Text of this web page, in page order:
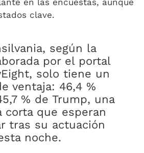
en las encuestas, aunque
clave.
según la
por el portal
solo tiene un
ventaja: 46,4 %
% de Trump, una
corta que esperan
tras su actuación
noche.